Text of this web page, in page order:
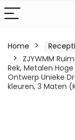
Home
ZJYWMM
Rek, Metalen
Ontwerp Unieke
kleuren, 3 Maten